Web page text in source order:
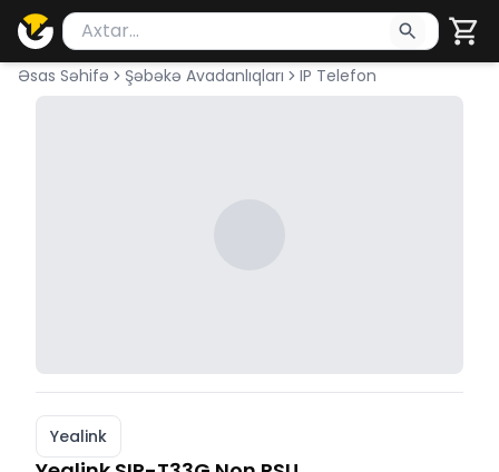
Məhsul axtar
Axtarış üçün ən azı 2 simvol yazın. Göndərmək
Əsas Səhifə Şəbəkə Avadanlıqları IP Telefon
Yealink